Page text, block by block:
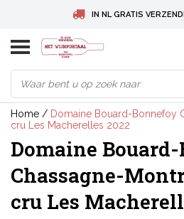
IN NL GRATIS
BELGIE GRATIS
DEUTSCHLAND
Home / Domaine Bouard-Bonnefoy
cru Les Macherelles 2022
Domaine
Chassagne-
cru Les